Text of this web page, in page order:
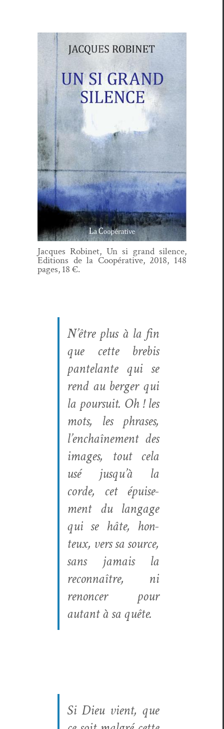
Jacques Robi­net, Un si grand silence,
Edi­tions de la Coopéra­tive, 2018, 148
pages, 18 €.
N’être plus à la fin
que cette bre­bis
pan­te­lante qui se
rend au berg­er qui
la pour­suit. Oh ! les
mots, les phras­es,
l’enchaînement des
images, tout cela
usé jusqu’à la
corde, cet épuise­
ment du lan­gage
qui se hâte, hon­
teux, vers sa source,
sans jamais la
recon­naître, ni
renon­cer pour
autant à sa quête.
Si Dieu vient, que